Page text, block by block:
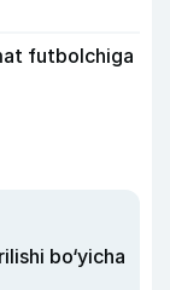
futbolchiga
bo‘yicha